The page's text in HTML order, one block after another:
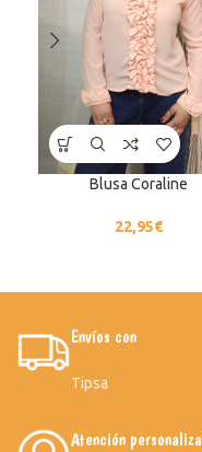
Blusa Coraline
22,95€
Envíos con
Tipsa
Atención